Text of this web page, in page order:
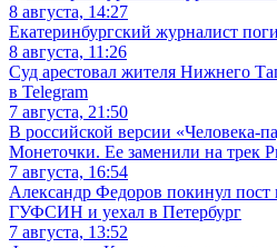
8 августа, 14:27
Екатеринбургский журналист
8 августа, 11:26
Суд арестовал жителя Нижнего
в Telegram
7 августа, 21:50
В российской версии «Человека-
Монеточки. Ее заменили на трек
7 августа, 16:54
Александр Федоров покинул пост
ГУФСИН и уехал в Петербург
7 августа, 13:52